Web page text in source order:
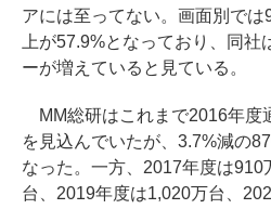
アには至ってない。画面別では
上が57.9%となっており、同
ーが増えていると見ている。
MM総研はこれまで2016年度
を見込んでいたが、3.7%減の
なった。一方、2017年度は
台、2019年度は1,020万台、